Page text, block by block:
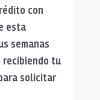
con
esta
semanas
tu
solicitar